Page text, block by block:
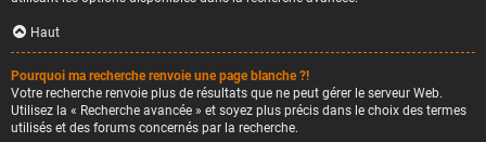
Haut
Pourquoi ma recherche renvoie une page blanche ?!
Votre recherche renvoie plus de résultats que ne peut gérer le serveur Web.
Utilisez la « Recherche avancée » et soyez plus précis dans le choix des termes
utilisés et des forums concernés par la recherche.